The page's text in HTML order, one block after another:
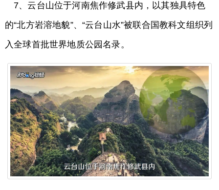
7、云台山位于河南焦作修武县内，以其独具特色
的“北方岩溶地貌”、“云台山水”被联合国教科文组织列
入全球首批世界地质公园名录。